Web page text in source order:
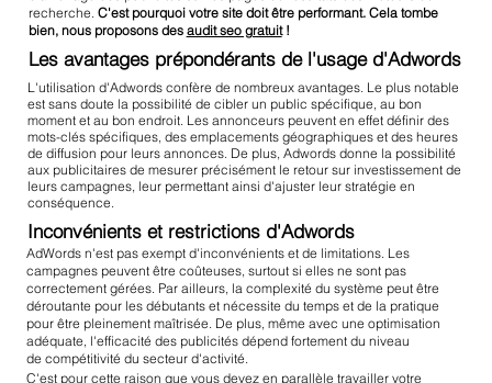
C'est pour cette raison que vous devez en parallèle travailler votre
AdWords n'est pas exempt d'inconvénients et de limitations. Les
campagnes peuvent être coûteuses, surtout si elles ne sont pas
correctement gérées. Par ailleurs, la complexité du système peut être
déroutante pour les débutants et nécessite du temps et de la pratique
pour être pleinement maîtrisée. De plus, même avec une optimisation
adéquate, l'efficacité des publicités dépend fortement du niveau
de compétitivité du secteur d'activité.
Inconvénients et restrictions d'Adwords
L'utilisation d'Adwords confère de nombreux avantages. Le plus notable
est sans doute la possibilité de cibler un public spécifique, au bon
moment et au bon endroit. Les annonceurs peuvent en effet définir des
mots-clés spécifiques, des emplacements géographiques et des heures
de diffusion pour leurs annonces. De plus, Adwords donne la possibilité
aux publicitaires de mesurer précisément le retour sur investissement de
leurs campagnes, leur permettant ainsi d'ajuster leur stratégie en
conséquence.
Les avantages prépondérants de l'usage d'Adwords
recherche. C'est pourquoi votre site doit être performant. Cela tombe
bien, nous proposons des audit seo gratuit!